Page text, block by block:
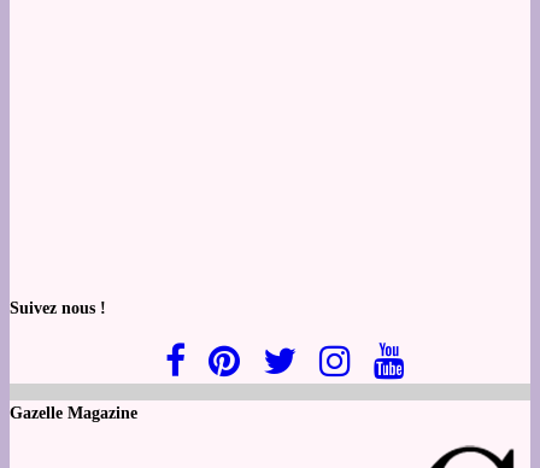
Suivez nous !
Gazelle Magazine